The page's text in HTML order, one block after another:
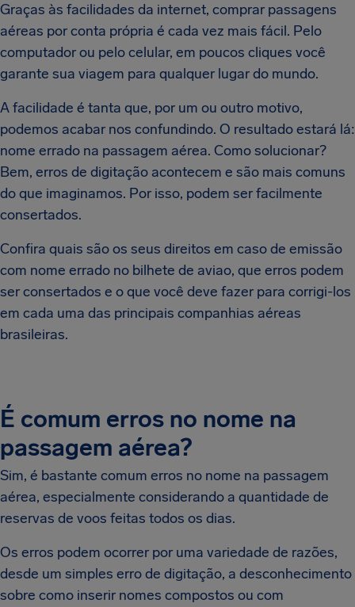
Graças às facilidades da internet, comprar passagens
aéreas por conta própria é cada vez mais fácil. Pelo
computador ou pelo celular, em poucos cliques você
garante sua viagem para qualquer lugar do mundo.
A facilidade é tanta que, por um ou outro motivo,
podemos acabar nos confundindo. O resultado estará lá:
nome errado na passagem aérea. Como solucionar?
Bem, erros de digitação acontecem e são mais comuns
do que imaginamos. Por isso, podem ser facilmente
consertados.
Confira quais são os seus direitos em caso de emissão
com nome errado no bilhete de aviao, que erros podem
ser consertados e o que você deve fazer para corrigi-los
em cada uma das principais companhias aéreas
brasileiras.
É comum erros no nome na
passagem aérea?
Sim, é bastante comum erros no nome na passagem
aérea, especialmente considerando a quantidade de
reservas de voos feitas todos os dias.
Os erros podem ocorrer por uma variedade de razões,
desde um simples erro de digitação, a desconhecimento
sobre como inserir nomes compostos ou com